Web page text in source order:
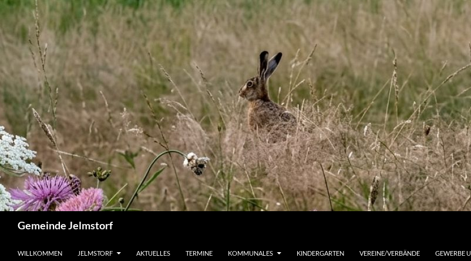
Zum
Inhalt
springen
Gemeinde Jelmstorf
WILLKOMMEN JELMSTORF AKTUELLES TERMINE KOMMUNALES KINDERGARTEN VEREINE/VERBÄNDE GEWERBE